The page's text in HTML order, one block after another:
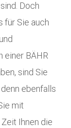
Doch
für Sie auch
einer BÄHR
sind Sie
ebenfalls
mit
Ihnen die